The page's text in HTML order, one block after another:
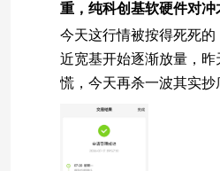
重，纯科创基软硬件对冲
今天这行情被按得死死
近宽基开始逐渐放量，
慌，今天再杀一波其实
内某硅片厂的12英寸扩
要从30万片往50万片提
代工和下游封测的排期